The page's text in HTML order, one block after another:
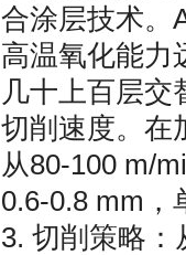
合涂层技术。
高温氧化能力
几十上百层
切削速度。在
从80-100 m/
0.6-0.8 mm，
3. 切削策略：